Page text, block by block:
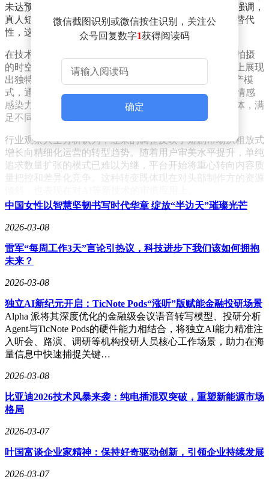
未达预期，促使平台重新评估资源配置策略。李亮特别强调，
真人短剧在展现现实生活、传递人文温度方面具有不可替代
性，这类内容与AI生成短剧形成互补关系。
在技术赋能内容创作方面，李亮指出AI短剧突破了传统拍摄
的时空限制，尤其在科幻、历史等需要特效支持的题材上展现
出独特优势。他透露红果正在探索"人机协同"的内容生产模
式，通过AI技术降低制作门槛的同时，保持真人表演的情感
感染力。这种双轨并行的策略旨在覆盖更广泛的用户群体，满
足不同年龄层、不同兴趣偏好的观众需求。
行业观察人士分析认为，红果的调整反映了短剧市场从粗放式
增长向精细化运营的转型趋势。随着用户审美水平提升，单纯
追求数量扩张的模式已难以为继，平台开始将重心转向内容质
量把控和差异化竞争。这种转变既体现在对头部制作方的资源
微信截图识别或微信按住识别，关注公
众号回复数字1获得阅读码
确定
中国女性以智慧坚韧书写时代华章 绽放“半边天”璀璨光芒
2026-03-08
雷军“每周工作3天”言论引热议，科技进步下我们该如何拥抱
未来？
2026-03-08
独立AI新纪元开启：TicNote Pods“涨听”版赋能金融投研场景
Alpha 派将其深度优化的金融级会议语音转写模型、投研分析
Agent与TicNote Pods的硬件能力相结合，将独立AI能力精准注
入听会、路演、调研等机构投研人员核心工作场景，助力在海
量信息中快速捕捉关键…
2026-03-08
比亚迪2026技术风暴来袭：纯电插混双突破，重塑新能源市场
格局
2026-03-07
叶国富谈企业家精神：保持好奇驱动创新，引领企业持续发展
2026-03-07